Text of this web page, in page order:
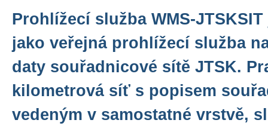
Prohlížecí služba WMS-
jako veřejná prohlížecí služba
daty souřadnicové sítě JTSK.
kilometrová síť s popisem
vedeným v samostatné vrstvě,